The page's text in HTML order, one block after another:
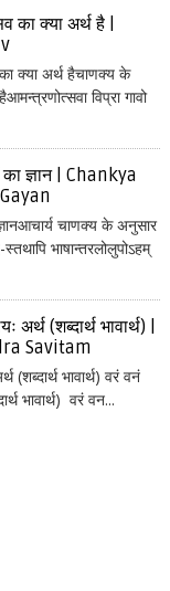
क्या अर्थ है |
क्या अर्थ हैचाणक्य के
विप्रा गावो
ज्ञान | Chankya
चाणक्य के अनुसार
स्तथापि भाषान्तरलोलुपोऽहम्
(शब्दार्थ भावार्थ) |
Savitam
(शब्दार्थ भावार्थ) वरं वनं
भावार्थ) वरं वन...